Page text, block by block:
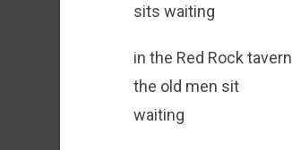
sits waiting
in the Red Rock tavern
the old men sit
waiting